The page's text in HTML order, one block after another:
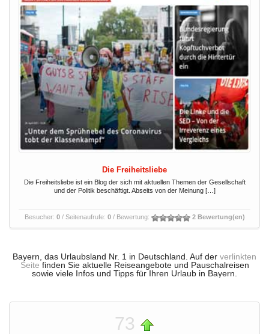
Die Freiheitsliebe
Die Freiheitsliebe ist ein Blog der sich mit aktuellen Themen der Gesellschaft
und der Politik beschäftigt. Abseits von der Meinung […]
Besucher: 0/ Seitenaufrufe: 0/ Bewertung: 2 Bewertung(en)
Bayern, das Urlaubsland Nr. 1 in Deutschland. Auf der verlinkten
Seite finden Sie aktuelle Reiseangebote und Pauschalreisen
sowie viele Infos und Tipps für Ihren Urlaub in Bayern.
73